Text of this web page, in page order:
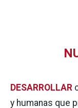
DESARROLLAR
y humanas que